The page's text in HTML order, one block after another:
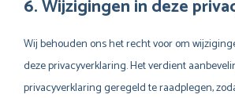
6. Wijzigingen in deze
Wij behouden ons het recht voor om
deze privacyverklaring. Het verdient
privacyverklaring geregeld te raadplegen,